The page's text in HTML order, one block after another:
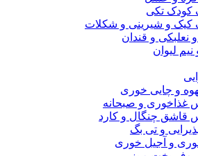
تکی
و شیرینی و شکلات
نعلبکی و قندان
نیم لیوان
و چایی خوری
غذاخوری و صبحانه
قاشق چنگال و کارد
و تی بگ
و آجیل خوری